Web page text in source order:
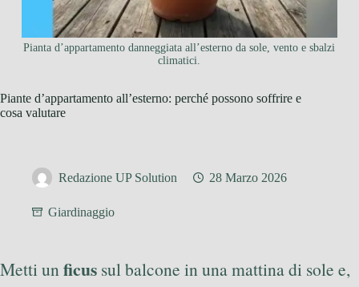
Pianta d’appartamento danneggiata all’esterno da sole, vento e sbalzi
climatici.
Piante d’appartamento all’esterno: perché possono soffrire e
cosa valutare
Redazione UP Solution 28 Marzo 2026
Giardinaggio
Metti unficus sul balcone in una mattina di sole e,